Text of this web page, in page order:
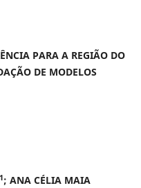
PARA A REGIÃO DO
DE MODELOS
; ANA CÉLIA MAIA